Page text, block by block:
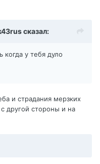
сказал:
у тебя дуло
и страдания мерзких
другой стороны и на